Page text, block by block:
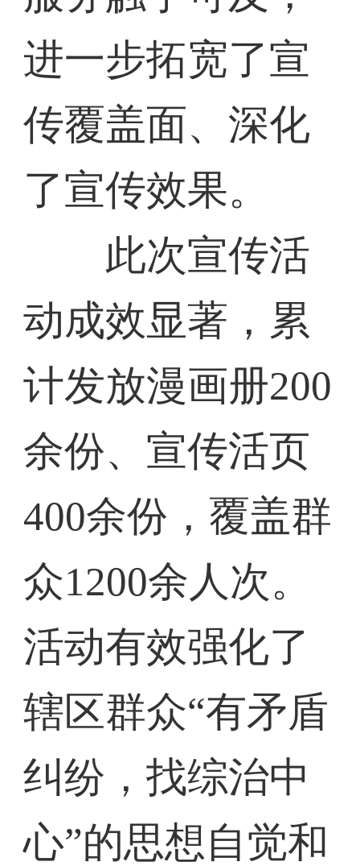
进一步拓宽了宣
传覆盖面、深化
了宣传效果。
此次宣传活
动成效显著，累
计发放漫画册200
余份、宣传活页
400余份，覆盖群
众1200余人次。
活动有效强化了
辖区群众“有矛盾
纠纷，找综治中
心”的思想自觉和